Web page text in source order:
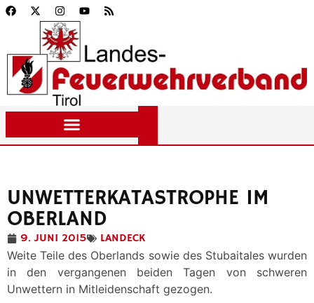
UNWETTERKATASTROPHE IM
OBERLAND
9. JUNI 2015
LANDECK
Weite Teile des Oberlands sowie des Stubaitales wurden
in den vergangenen beiden Tagen von schweren
Unwettern in Mitleidenschaft gezogen.